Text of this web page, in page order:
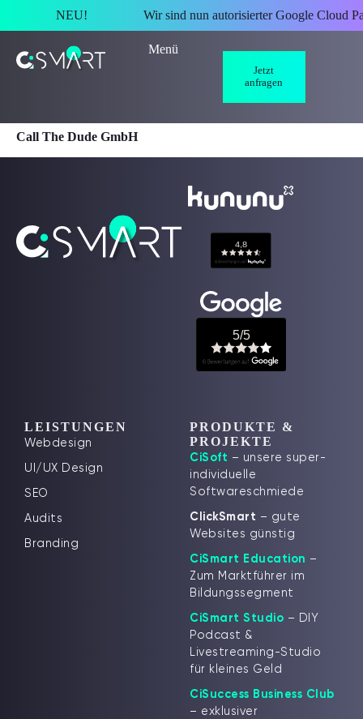
NEU! Wir sind nun autorisierter Google Cloud
Menü
Jetzt
anfragen
Call The Dude GmbH
LEISTUNGEN
Webdesign
UI/UX Design
SEO
Audits
Branding
PRODUKTE &
PROJEKTE
CiSoft – unsere super-
individuelle
Softwareschmiede
ClickSmart – gute
Websites günstig
CiSmart Education –
Zum Marktführer im
Bildungssegment
CiSmart Studio – DIY
Podcast &
Livestreaming-Studio
für kleines Geld
CiSuccess Business Club
– exklusiver